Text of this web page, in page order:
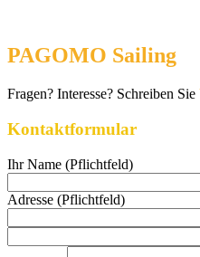
PAGOMO Sailing
Fragen? Interesse? Schreiben Sie
Kontaktformular
Ihr Name (Pflichtfeld)
Adresse (Pflichtfeld)